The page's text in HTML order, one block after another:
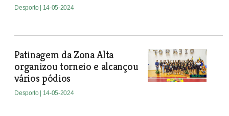
Desporto | 14-05-2024
Patinagem da Zona Alta
organizou torneio e alcançou
vários pódios
Desporto | 14-05-2024